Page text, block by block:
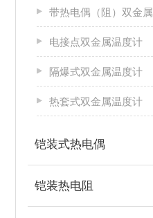
带热电偶（阻）双金属温
电接点双金属温度计
隔爆式双金属温度计
热套式双金属温度计
铠装式热电偶
铠装热电阻